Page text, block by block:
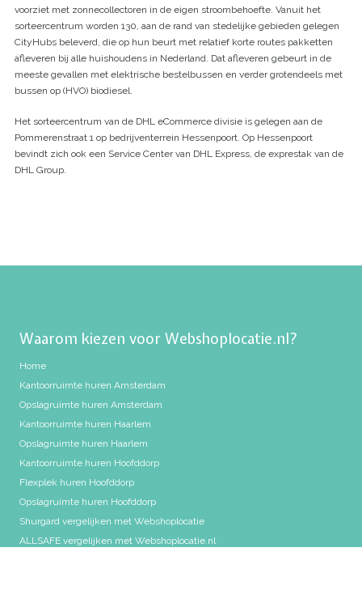
voorziet met zonnecollectoren in de eigen stroombehoefte. Vanuit het
sorteercentrum worden 130, aan de rand van stedelijke gebieden gelegen
CityHubs beleverd, die op hun beurt met relatief korte routes pakketten
afleveren bij alle huishoudens in Nederland. Dat afleveren gebeurt in de
meeste gevallen met elektrische bestelbussen en verder grotendeels met
bussen op (HVO) biodiesel.
Het sorteercentrum van de DHL eCommerce divisie is gelegen aan de
Pommerenstraat 1 op bedrijventerrein Hessenpoort. Op Hessenpoort
bevindt zich ook een Service Center van DHL Express, de exprestak van de
DHL Group.
Waarom kiezen voor Webshoplocatie.nl?
Home
Kantoorruimte huren Amsterdam
Opslagruimte huren Amsterdam
Kantoorruimte huren Haarlem
Opslagruimte huren Haarlem
Kantoorruimte huren Hoofddorp
Flexplek huren Hoofddorp
Opslagruimte huren Hoofddorp
Shurgard vergelijken met Webshoplocatie
ALLSAFE vergelijken met Webshoplocatie.nl